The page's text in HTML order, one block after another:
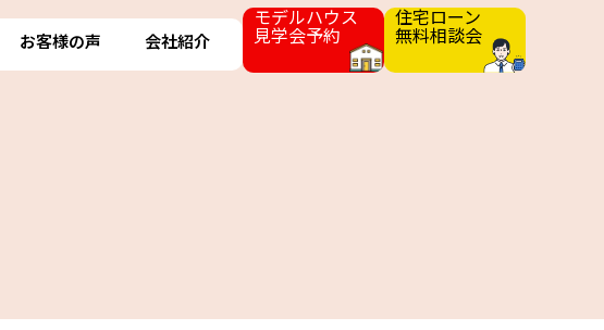
お客様の声 会社紹介
モデルハウス
見学会予約
住宅ローン
無料相談会